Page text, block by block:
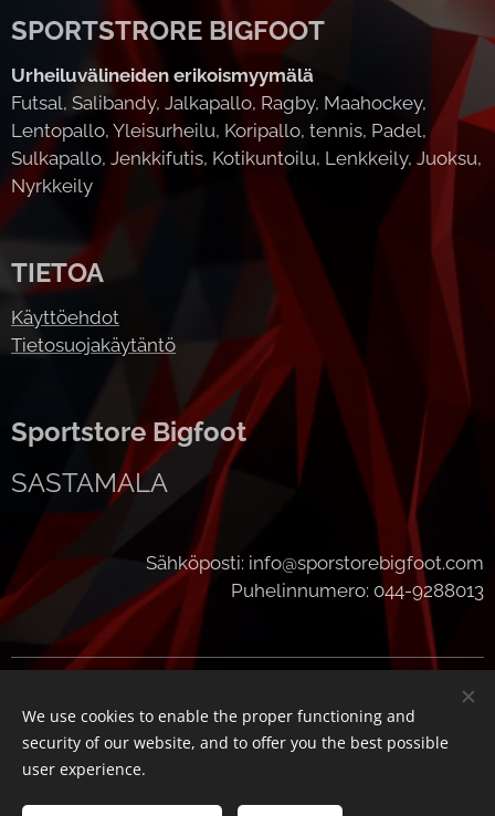
SPORTSTRORE BIGFOOT
Urheiluvälineiden erikoismyymälä
Futsal, Salibandy, Jalkapallo, Ragby, Maahockey,
Lentopallo, Yleisurheilu, Koripallo, tennis, Padel,
Sulkapallo, Jenkkifutis, Kotikuntoilu, Lenkkeily, Juoksu,
Nyrkkeily
TIETOA
Käyttöehdot
Tietosuojakäytäntö
Sportstore Bigfoot
SASTAMALA
Sähköposti: info@sporstorebigfoot.com
Puhelinnumero: 044-9288013
Languages
Suomi
English
We use cookies to enable the proper functioning and
security of our website, and to offer you the best possible
user experience.